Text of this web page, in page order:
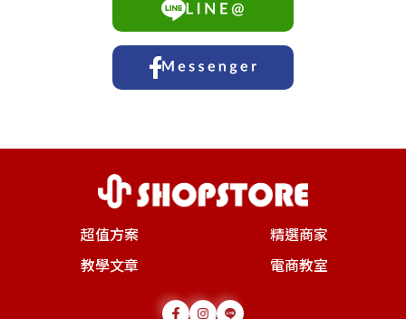
超值方案
精選商家
教學文章
電商教室